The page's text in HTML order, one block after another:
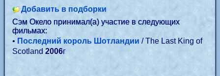
Добавить в подборки
Сэм Окело принимал(а) участие в следующих
фильмах:
• Последний король Шотландии / The Last King of
Scotland 2006г